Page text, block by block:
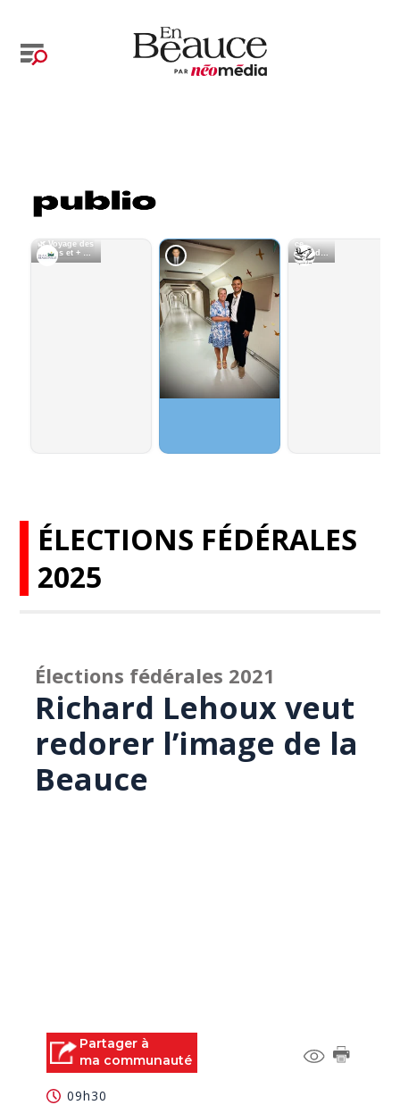
ÉLECTIONS FÉDÉRALES
2025
Élections fédérales 2021
Richard Lehoux veut
redorer l’image de la
Beauce
Partager à
ma communauté
09h30